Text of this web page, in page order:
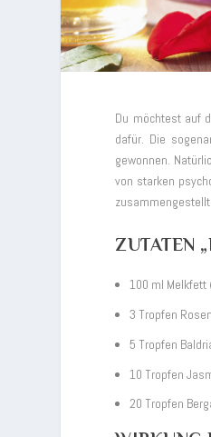
Du möchtest auf
dafür. Die
gewonnen.
von starken
zusammengestellt.
ZUTATEN
100 ml Melkfett
3 Tropfen
5 Tropfen
10 Tropfen
20 Tropfen